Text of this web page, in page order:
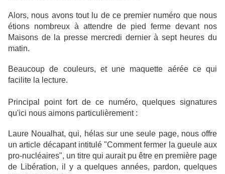
Alors, nous avons tout lu de ce premier numéro que nous
étions nombreux à attendre de pied ferme devant nos
Maisons de la presse mercredi dernier à sept heures du
matin.
Beaucoup de couleurs, et une maquette aérée ce qui
facilite la lecture.
Principal point fort de ce numéro, quelques signatures
qu'ici nous aimons particulièrement :
Laure Noualhat, qui, hélas sur une seule page, nous offre
un article décapant intitulé "Comment fermer la gueule aux
pro-nucléaires", un titre qui aurait pu être en première page
de Libération, il y a quelques années, pardon, quelques